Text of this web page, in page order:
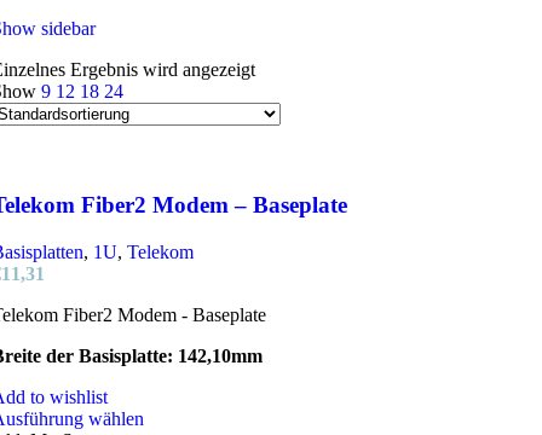
sidebar
Ergebnis wird angezeigt
9 12 18 24
Fiber2 Modem – Baseplate
, 1U, Telekom
11,31
Fiber2 Modem - Baseplate
der Basisplatte: 142,10mm
to wishlist
wählen